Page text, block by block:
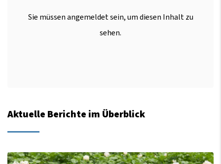
Sie müssen angemeldet sein, um diesen Inhalt zu
sehen.
Aktuelle Berichte im Überblick